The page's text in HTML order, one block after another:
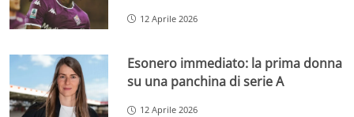
12 Aprile 2026
Esonero immediato: la prima donna
su una panchina di serie A
12 Aprile 2026